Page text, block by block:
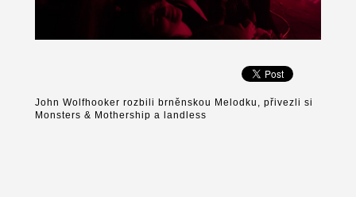
John Wolfhooker rozbili brněnskou Melodku, přivezli si
Monsters & Mothership a landless